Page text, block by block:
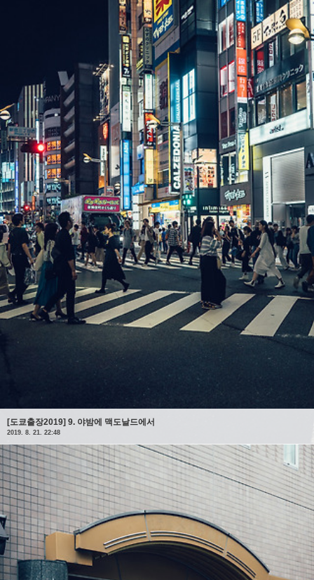
[도쿄출장2019] 9. 야밤에 맥도날드에서
2019. 8. 21. 22:48